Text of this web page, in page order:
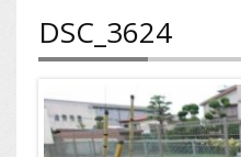
DSC_3624